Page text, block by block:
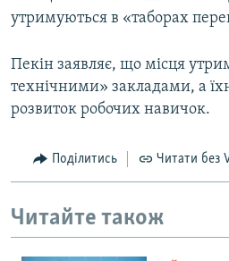
утримуються в «таборах
Пекін заявляє, що місця
технічними» закладами, а
розвиток робочих навичок.
Поділитись Читати без
Читайте також